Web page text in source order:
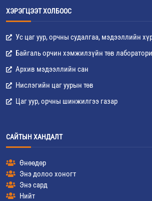
ХЭРЭГЦЭЭТ ХОЛБООС
Ус цаг уур, орчны судалгаа, мэдээллийн
Байгаль орчин хэмжилзүйн төв лаборатори
Архив мэдээллийн сан
Нислэгийн цаг уурын төв
Цаг уур, орчны шинжилгээ газар
САЙТЫН ХАНДАЛТ
Өнөөдөр
Энэ долоо хоногт
Энэ сард
Нийт